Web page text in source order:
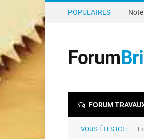
POPULAIRES
Forum
FORUM
VOUS ÊTES ICI :